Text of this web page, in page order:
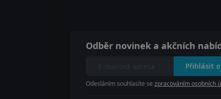
Odběr novinek a akčních
Přihlásit
Odesláním souhlasíte se zpracováním osobních